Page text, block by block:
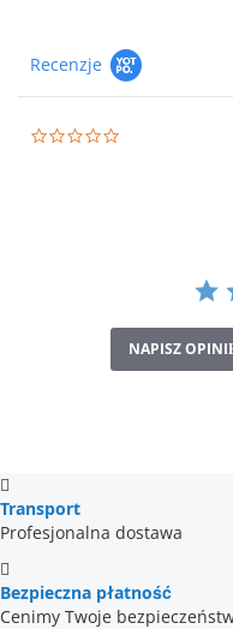
Recenzje
NAPISZ
Transport
Profesjonalna dostawa
Bezpieczna płatność
Cenimy Twoje